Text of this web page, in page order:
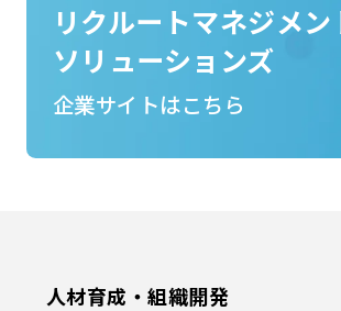
リクルートマネジメン
ソリューションズ
企業サイトはこちら
人材育成・組織開発